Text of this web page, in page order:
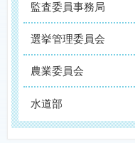
監査委員事務局
選挙管理委員会
農業委員会
水道部